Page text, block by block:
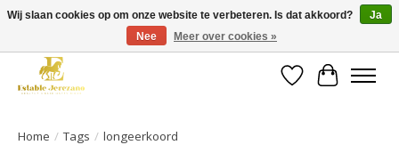
Gratis verzending vanaf €49 op een groot deel van ons assortiment
Verlanglijst
Home / Tags / longeerkoord
Wij slaan cookies op om onze website te verbeteren. Is dat akkoord?
Ja
Nee
Meer over cookies »